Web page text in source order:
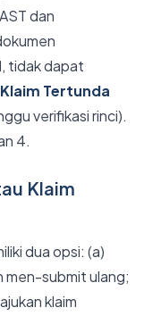
dan
tidak dapat
Klaim Tertunda
verifikasi rinci).
4.
Klaim
dua opsi: (a)
men-submit ulang;
klaim